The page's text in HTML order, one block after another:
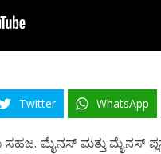
Twitter WhatsApp
ಸಹಜ. ಮೈನಸ್ ಮತ್ತು ಮೈನಸ್